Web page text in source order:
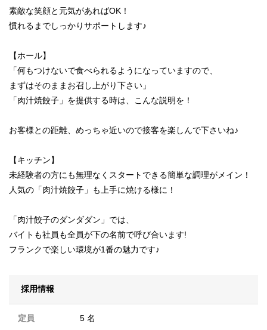
素敵な笑顔と元気があればOK！
慣れるまでしっかりサポートします♪
【ホール】
「何もつけないで食べられるようになっていますので、
まずはそのままお召し上がり下さい」
「肉汁焼餃子」を提供する時は、こんな説明を！
お客様との距離、めっちゃ近いので接客を楽しんで下さいね♪
【キッチン】
未経験者の方にも無理なくスタートできる簡単な調理がメイン！
人気の「肉汁焼餃子」も上手に焼ける様に！
「肉汁餃子のダンダダン」では、
バイトも社員も全員が下の名前で呼び合います!
フランクで楽しい環境が1番の魅力です♪
採用情報
定員 5 名